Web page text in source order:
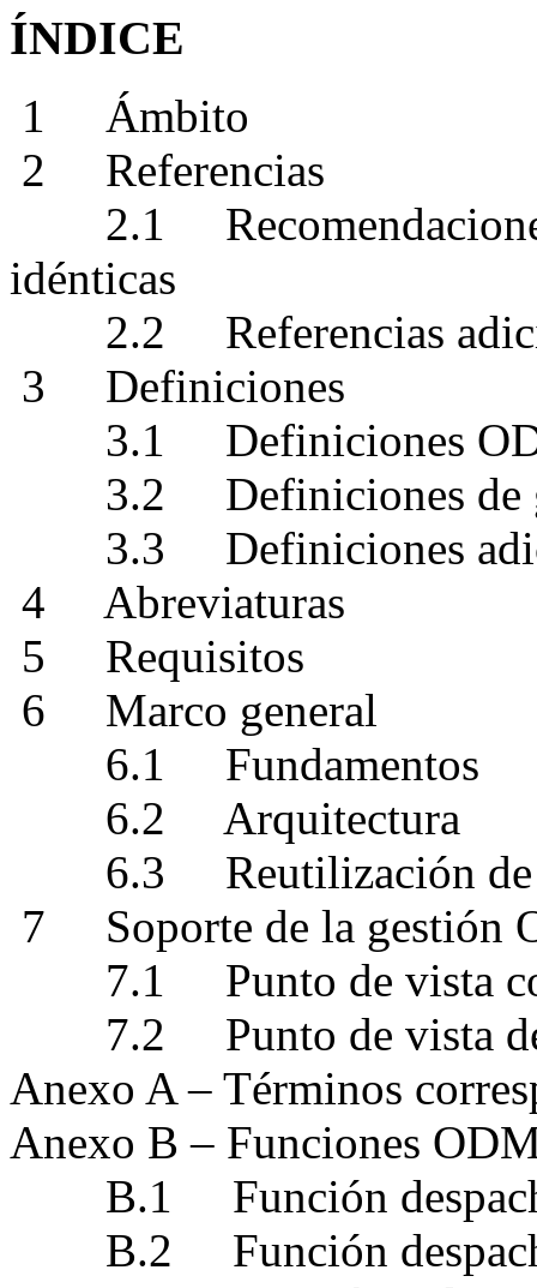
ÍNDICE
1 Ámbito
2 Referencias
2.1 Recomendaciones
idénticas
2.2 Referencias
3 Definiciones
3.1 Definiciones
3.2 Definiciones de
3.3 Definiciones
4 Abreviaturas
5 Requisitos
6 Marco general
6.1 Fundamentos
6.2 Arquitectura
6.3 Reutilización de
7 Soporte de la gestión
7.1 Punto de vista
7.2 Punto de vista de
Anexo A – Términos
Anexo B – Funciones
B.1 Función
B.2 Función